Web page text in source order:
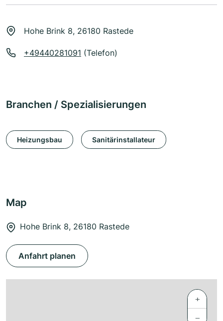
Hohe Brink 8, 26180 Rastede
+49440281091 (Telefon)
Branchen / Spezialisierungen
Heizungsbau Sanitärinstallateur
Map
Hohe Brink 8, 26180 Rastede
Anfahrt planen
+
−